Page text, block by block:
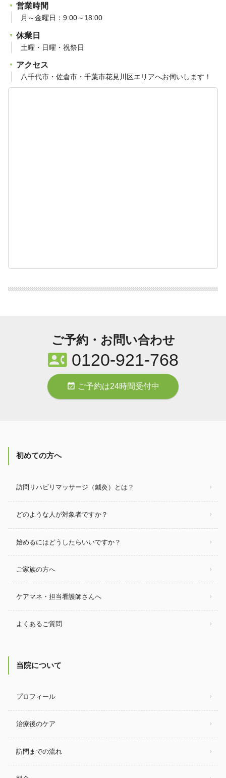
営業時間
月～金曜日：9:00～18:00
休業日
土曜・日曜・祝祭日
アクセス
八千代市・佐倉市・千葉市花見川区エリアへお伺いします！
ご予約・お問い合わせ
contact_phone0120-921-768
event_available ご予約は24時間受付中
初めての方へ
訪問リハビリマッサージ（鍼灸）とは？
どのような人が対象者ですか？
始めるにはどうしたらいいですか？
ご家族の方へ
ケアマネ・担当看護師さんへ
よくあるご質問
当院について
プロフィール
治療後のケア
訪問までの流れ